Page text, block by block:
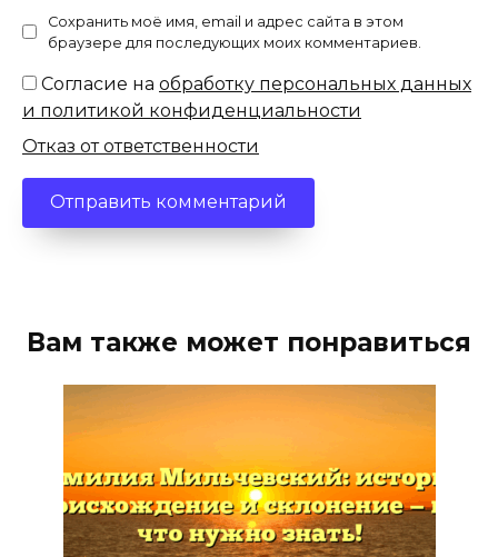
Сохранить моё имя, email и адрес сайта в этом
браузере для последующих моих комментариев.
Согласие на обработку персональных данных
и политикой конфиденциальности
Отказ от ответственности
Вам также может понравиться